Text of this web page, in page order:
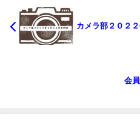
カメラ部２０２
会